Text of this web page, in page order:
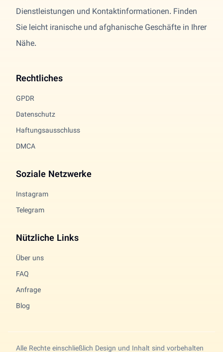
Dienstleistungen und Kontaktinformationen. Finden
Sie leicht iranische und afghanische Geschäfte in Ihrer
Nähe.
Rechtliches
GPDR
Datenschutz
Haftungsausschluss
DMCA
Soziale Netzwerke
Instagram
Telegram
Nützliche Links
Über uns
FAQ
Anfrage
Blog
Alle Rechte einschließlich Design und Inhalt sind vorbehalten